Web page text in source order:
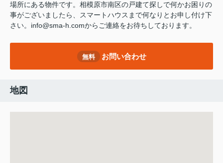
場所にある物件です。相模原市南区の戸建て探しで何かお困りの
事がございましたら、スマートハウスまで何なりとお申し付け下
さい。info@sma-h.comからご連絡をお待ちしております。
無料 お問い合わせ
地図